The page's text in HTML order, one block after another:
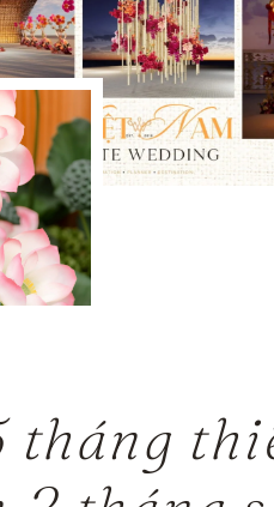
tháng